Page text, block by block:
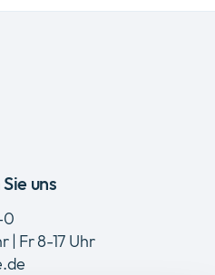
uns
0
| Fr 8-17 Uhr